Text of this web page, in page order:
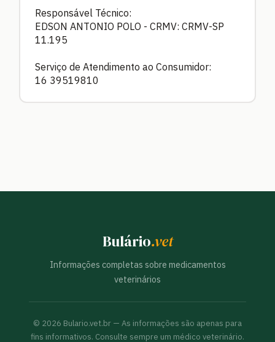
Responsável Técnico:
EDSON ANTONIO POLO - CRMV: CRMV-SP
11.195
Serviço de Atendimento ao Consumidor:
16 39519810
Bulário.vet
Informações completas sobre medicamentos
veterinários
© 2026 Bulario.vet.br — As informações são apenas para
fins informativos. Consulte sempre um médico veterinário.